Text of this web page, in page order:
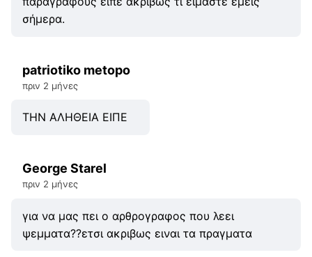
σήμερα.
patriotiko metopo
πριν 2 μήνες
ΤΗΝ ΑΛΗΘΕΙΑ ΕΙΠΕ
George Starel
πριν 2 μήνες
για να μας πει ο αρθρογραφος που λεει
ψεμματα??ετσι ακριβως ειναι τα πραγματα